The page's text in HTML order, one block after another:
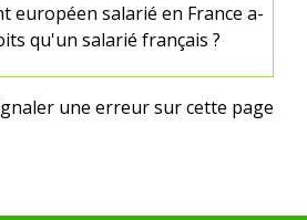
européen salarié en France a-
qu'un salarié français ?
une erreur sur cette page